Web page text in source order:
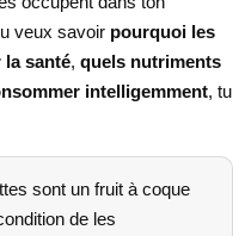
veux savoir pourquoi les
santé, quels nutriments
intelligemment, tu
sont un fruit à coque
de les